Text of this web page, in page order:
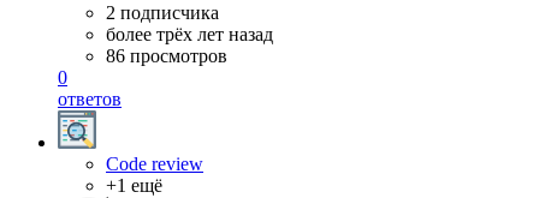
2 подписчика
более трёх лет назад
86 просмотров
0
ответов
Code review
+1 ещё